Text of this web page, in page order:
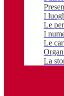
I
Le
I
Le
La